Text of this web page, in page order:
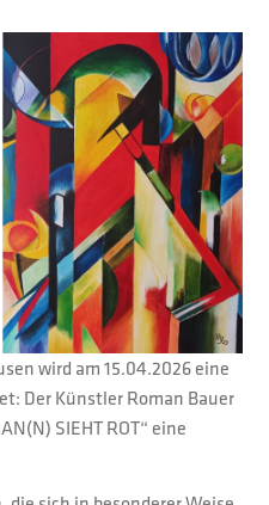
wird am 15.04.2026 eine
Der Künstler Roman Bauer
SIEHT ROT“ eine